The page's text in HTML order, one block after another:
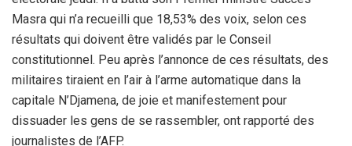
Masra qui n’a recueilli que 18,53% des voix, selon ces
résultats qui doivent être validés par le Conseil
constitutionnel. Peu après l’annonce de ces résultats, des
militaires tiraient en l’air à l’arme automatique dans la
capitale N’Djamena, de joie et manifestement pour
dissuader les gens de se rassembler, ont rapporté des
journalistes de l’AFP.